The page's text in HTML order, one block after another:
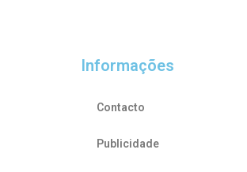
Informações
Contacto
Publicidade